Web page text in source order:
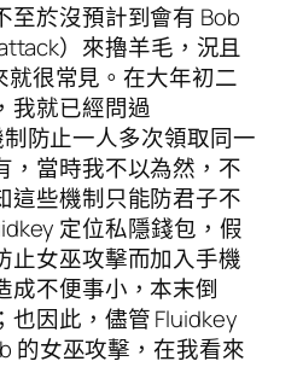
至於沒預計到會有 Bob
）來擼羊毛，況且
就很常見。在大年初二
我就已經問過
防止一人多次領取同一
，當時我不以為然，不
這些機制只能防君子不
定位私隱錢包，假
止女巫攻擊而加入手機
成不便事小，本末倒
也因此，儘管 Fluidkey
的女巫攻擊，在我看來